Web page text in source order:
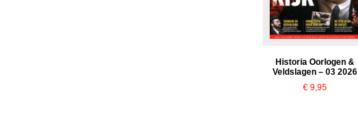
Historia Oorlogen &
Veldslagen – 03 2026
€9,95